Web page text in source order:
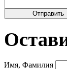
Имя, Фамилия